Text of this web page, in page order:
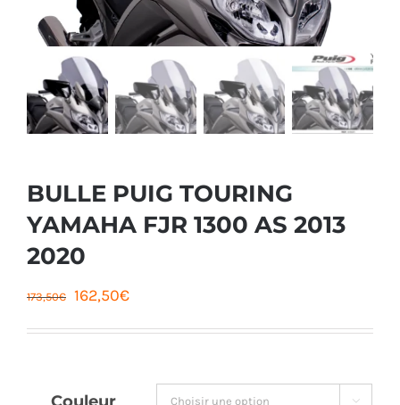
BULLE PUIG TOURING
YAMAHA FJR 1300 AS 2013
2020
173,50 €
Le
162,50€
Couleur